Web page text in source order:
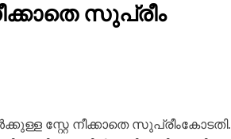
സുപ്രീം
സ്റ്റേ നീക്കാതെ സുപ്രീംകോടതി.